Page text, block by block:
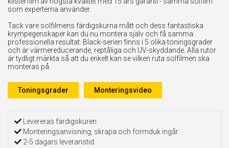
som experterna använder.
Tack vare solfilmens färdigskurna mått och dess fantastiska
krympegenskaper kan du nu montera själv och få samma
professionella resultat. Black-serien finns i 5 olika toningsgrader
och är värmereducerande, reptåliga och UV-skyddande. Alla rutor
är tydligt märkta så att du enkelt kan se vilken ruta solfilmen ska
monteras på.
Toningsgrader Monteringsvideo
Levereras färdigskuren
Monteringsanvisning, skrapa och formduk ingår
2-5 dagars leveranstid